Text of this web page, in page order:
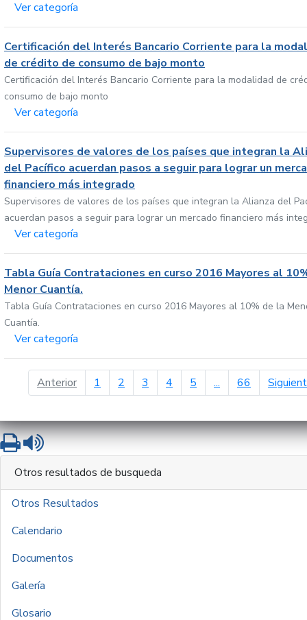
Ver categoría
Certificación del Interés Bancario Corriente para la
de crédito de consumo de bajo monto
Certificación del Interés Bancario Corriente para la modalidad de
consumo de bajo monto
Ver categoría
Supervisores de valores de los países que integran la
del Pacífico acuerdan pasos a seguir para lograr un
financiero más integrado
Supervisores de valores de los países que integran la Alianza del
acuerdan pasos a seguir para lograr un mercado financiero más
Ver categoría
Tabla Guía Contrataciones en curso 2016 Mayores al
Menor Cuantía.
Tabla Guía Contrataciones en curso 2016 Mayores al 10% de la
Cuantía.
Ver categoría
Anteriorpágina anterior
1 2 3 4 5 ... 66
ImprimirLeer contenido
Otros resultados de busqueda
Otros Resultados
Calendario
Documentos
Galería
Glosario